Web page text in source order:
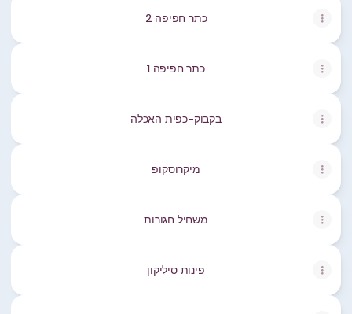
כתר חפיפה 2
כתר חפיפה 1
בקבוק-כפית האכלה
מיקרוסקופ
משחיל חגורות
פינות סיליקון